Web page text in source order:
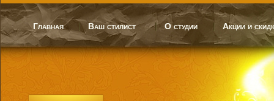
Главная Ваш стилист О студии Акции и